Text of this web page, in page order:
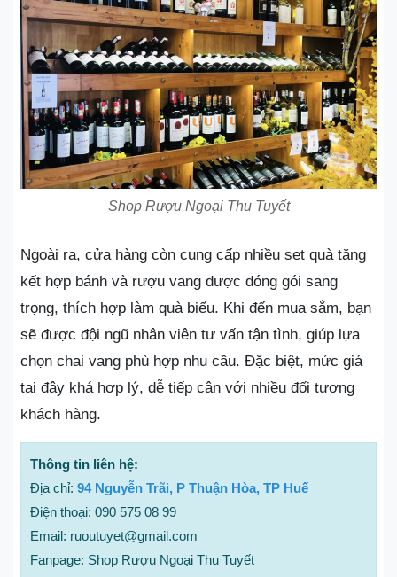
Shop Rượu Ngoại Thu Tuyết
Ngoài ra, cửa hàng còn cung cấp nhiều set quà tặng
kết hợp bánh và rượu vang được đóng gói sang
trọng, thích hợp làm quà biếu. Khi đến mua sắm, bạn
sẽ được đội ngũ nhân viên tư vấn tận tình, giúp lựa
chọn chai vang phù hợp nhu cầu. Đặc biệt, mức giá
tại đây khá hợp lý, dễ tiếp cận với nhiều đối tượng
khách hàng.
Thông tin liên hệ:
Địa chỉ: 94 Nguyễn Trãi, P Thuận Hòa, TP Huế
Điện thoại: 090 575 08 99
Email: ruoutuyet@gmail.com
Fanpage: Shop Rượu Ngoại Thu Tuyết